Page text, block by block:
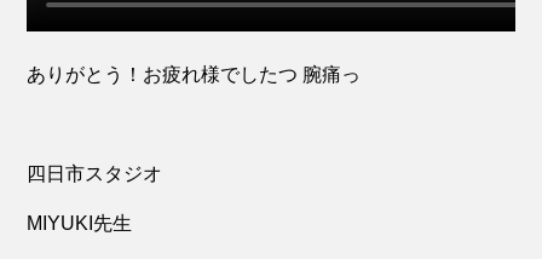
ありがとう！お疲れ様でしたつ 腕痛っ
四日市スタジオ
MIYUKI先生